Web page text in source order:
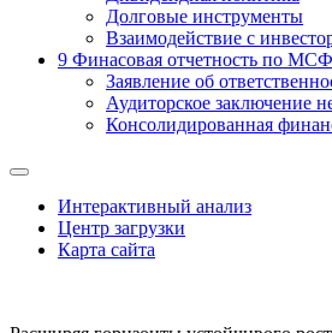
Долговые инструменты
Взаимодействие с
9 Финасовая отчетность по
Заявление об
Аудиторское заключение
Консолидированная
Интерактивный анализ
Центр загрузки
Карта сайта